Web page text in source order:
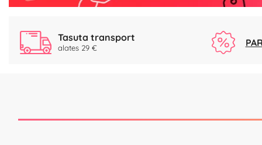
Tasuta transport
alates 29 €